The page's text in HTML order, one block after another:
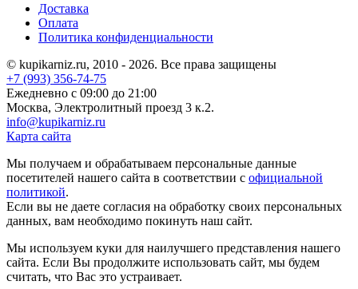
Доставка
Оплата
Политика конфиденциальности
© kupikarniz.ru, 2010 - 2026. Все права защищены
+7 (993) 356-74-75
Eжедневно с 09:00 до 21:00
Москва, Электролитный проезд 3 к.2.
info@kupikarniz.ru
Карта сайта
Мы получаем и обрабатываем персональные данные
посетителей нашего сайта в соответствии с официальной
политикой.
Если вы не даете согласия на обработку своих персональных
данных, вам необходимо покинуть наш сайт.
Мы используем куки для наилучшего представления нашего
сайта. Если Вы продолжите использовать сайт, мы будем
считать, что Вас это устраивает.